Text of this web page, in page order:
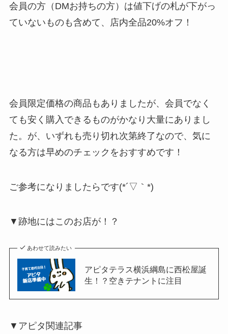
会員の方（DMお持ちの方）は値下げの札が下がっ
ていないものも含めて、店内全品20%オフ！
会員限定価格の商品もありましたが、会員でなく
ても安く購入できるものがかなり大量にありまし
た。が、いずれも売り切れ次第終了なので、気に
なる方は早めのチェックをおすすめです！
ご参考になりましたらです(*´▽｀*)
▼跡地にはこのお店が！？
あわせて読みたい
アピタテラス横浜綱島に西松屋誕
生！？空きテナントに注目
▼アピタ関連記事